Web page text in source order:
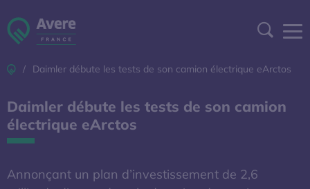
ESPACE ADHÉRENT
AccueilDaimler débute les tests de son camion électrique eArctos
Daimler débute les tests de son camion
électrique eArctos
Annonçant un plan d’investissement de 2,6